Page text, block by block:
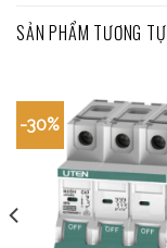
SẢN PHẨM TƯƠNG TỰ
-30%